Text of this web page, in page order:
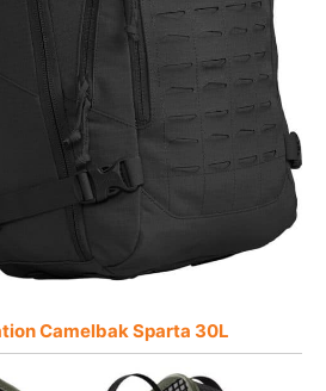
Camelbak Sparta 30L